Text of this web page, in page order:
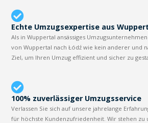
Echte Umzugsexpertise aus
Als in Wuppertal ansässiges
von Wuppertal nach Łódź wie kein anderer und
Ziel, um Ihren Umzug effizient und sicher zu
100% zuverlässiger Umzugsservice
Verlassen Sie sich auf unsere jahrelange
für höchste Kundenzufriedenheit. Wir stehen